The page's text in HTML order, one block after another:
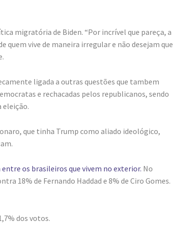
migratória de Biden. “Por incrível que pareça, a
quem vive de maneira irregular e não desejam que
ligada a outras questões que tambem
e rechacadas pelos republicanos, sendo
que tinha Trump como aliado ideológico,
os brasileiros que vivem no exterior. No
18% de Fernando Haddad e 8% de Ciro Gomes.
dos votos.